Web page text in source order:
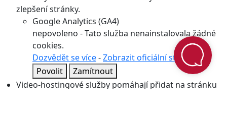
Google Analytics (GA4)
nepovoleno-Tato služba nenainstalovala žádné
cookies.
Dozvědět se více
Zobrazit oficiální stránku
Povolit
Zamítnout
Video-hostingové služby pomáhají přidat na stránku
bohaté mediální prvky.